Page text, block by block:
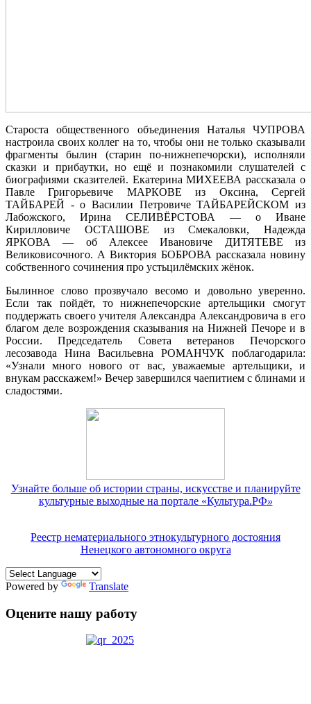
Староста общественного объединения Наталья ЧУПРОВА
настроила своих коллег на то, чтобы они не только сказывали
фрагменты былин (старин по-нижнепечорски), исполняли
сказки и прибаутки, но ещё и познакомили слушателей с
биографиями сказителей. Екатерина МИХЕЕВА рассказала о
Павле Григорьевиче МАРКОВЕ из Оксина, Сергей
ТАЙБАРЕЙ - о Василии Петровиче ТАЙБАРЕЙСКОМ из
Лабожского, Ирина СЕЛИВЁРСТОВА — о Иване
Кирилловиче ОСТАШОВЕ из Смекаловки, Надежда
ЯРКОВА — об Алексее Ивановиче ДИТЯТЕВЕ из
Великовисочного. А Виктория БОБРОВА рассказала новину
собственного сочинения про устьцилёмских жёнок.
Былинное слово прозвучало весомо и довольно уверенно.
Если так пойдёт, то нижнепечорские артельщики смогут
поддержать своего учителя Александра Александровича в его
благом деле возрождения сказывания на Нижней Печоре и в
России. Председатель Совета ветеранов Печорского
лесозавода Нина Васильевна РОМАНЧУК поблагодарила:
«Узнали много нового от вас, уважаемые артельщики, и
внукам расскажем!» Вечер завершился чаепитием с блинами и
сладостями.
Узнайте больше об истории страны, искусстве и планируйте
культурные выходные на портале «Культура.РФ»
Реестр нематериального этнокультурного достояния
Ненецкого автономного округа
Powered by Translate
Оцените нашу работу